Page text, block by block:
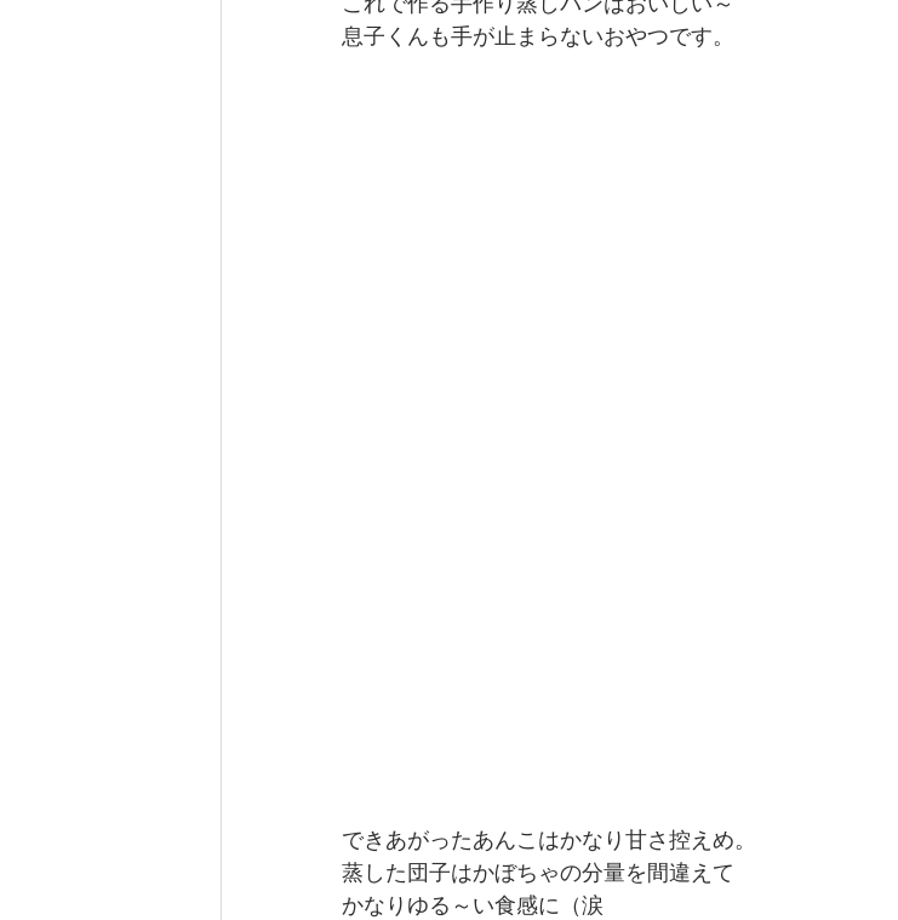
息子くんも手が止まらないおやつです。
できあがったあんこはかなり甘さ控えめ。
蒸した団子はかぼちゃの分量を間違えて
かなりゆる～い食感に（涙